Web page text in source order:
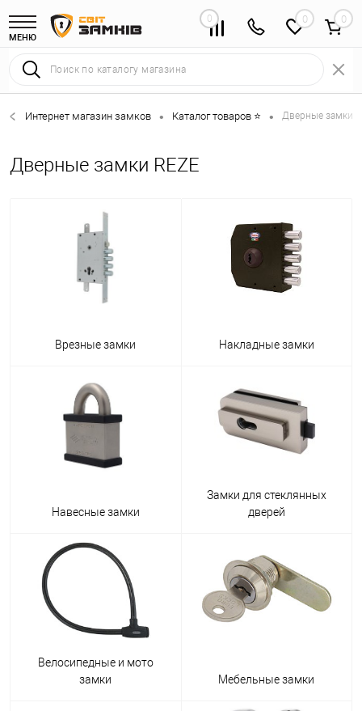
МЕНЮ
0 0
Интернет магазин замков • Каталог товаров ⭐ • Дверные замки
Дверные замки REZE
Врезные замки Накладные замки
Навесные замки
Замки для стеклянных
дверей
Велосипедные и мото
замки
Мебельные замки